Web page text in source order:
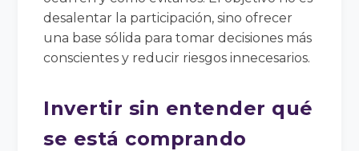
desalentar la participación, sino ofrecer
una base sólida para tomar decisiones más
conscientes y reducir riesgos innecesarios.
Invertir sin entender qué
se está comprando